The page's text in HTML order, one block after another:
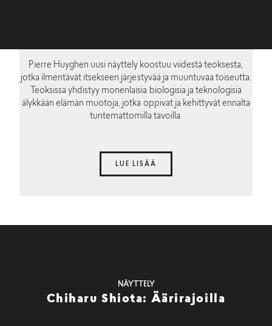
Pierre Huyghen uusi näyttely koostuu viidestä teoksesta,
jotka ilmentävät itsekseen järjestyvää ja muuntuvaa toiseutta.
Teoksissa yhdistyy monenlaisia biologisia ja teknologisia
älykkään elämän muotoja, jotka oppivat ja kehittyvät ennalta
tuntemattomilla tavoilla.
LUE LISÄÄ
NÄYTTELY
Chiharu Shiota: Äärirajoilla